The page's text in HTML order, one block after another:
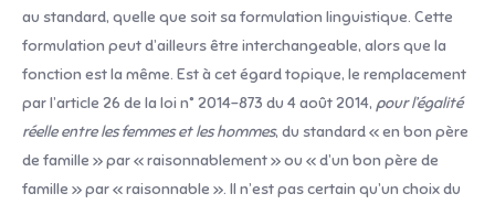
au standard, quelle que soit sa formulation linguistique. Cette
formulation peut d’ailleurs être interchangeable, alors que la
fonction est la même. Est à cet égard topique, le remplacement
par l’article 26 de la loi n° 2014-873 du 4 août 2014, pour l’égalité
réelle entre les femmes et les hommes, du standard « en bon père
de famille » par « raisonnablement » ou « d’un bon père de
famille » par « raisonnable ». Il n’est pas certain qu’un choix du